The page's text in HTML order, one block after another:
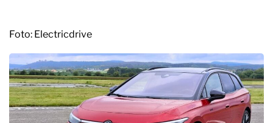
Foto: Electricdrive